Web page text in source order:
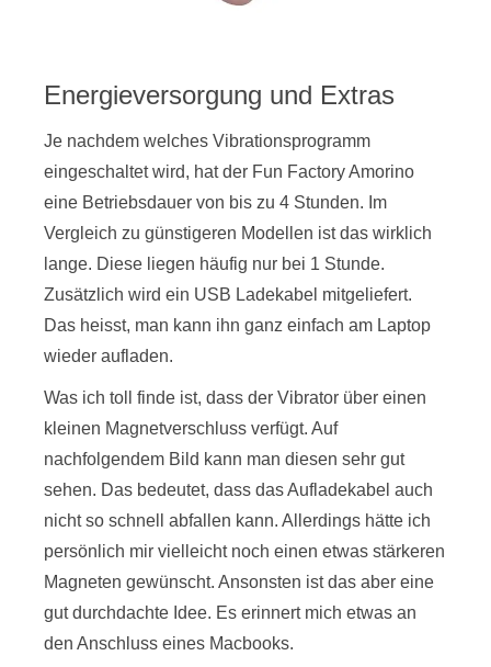
Energieversorgung und Extras
Je nachdem welches Vibrationsprogramm
eingeschaltet wird, hat der Fun Factory Amorino
eine Betriebsdauer von bis zu 4 Stunden. Im
Vergleich zu günstigeren Modellen ist das wirklich
lange. Diese liegen häufig nur bei 1 Stunde.
Zusätzlich wird ein USB Ladekabel mitgeliefert.
Das heisst, man kann ihn ganz einfach am Laptop
wieder aufladen.
Was ich toll finde ist, dass der Vibrator über einen
kleinen Magnetverschluss verfügt. Auf
nachfolgendem Bild kann man diesen sehr gut
sehen. Das bedeutet, dass das Aufladekabel auch
nicht so schnell abfallen kann. Allerdings hätte ich
persönlich mir vielleicht noch einen etwas stärkeren
Magneten gewünscht. Ansonsten ist das aber eine
gut durchdachte Idee. Es erinnert mich etwas an
den Anschluss eines Macbooks.